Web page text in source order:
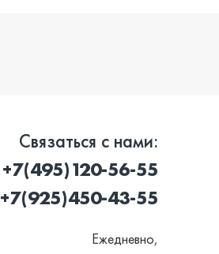
Связаться с нами:
+7(495)120-56-55
+7(925)450-43-55
Ежедневно,